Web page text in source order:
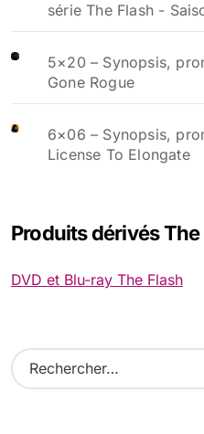
série The Flash -
5×20 – Synopsis,
Gone Rogue
6×06 – Synopsis,
License To Elongate
Produits dérivés The
DVD et Blu-ray The Flash
R
e